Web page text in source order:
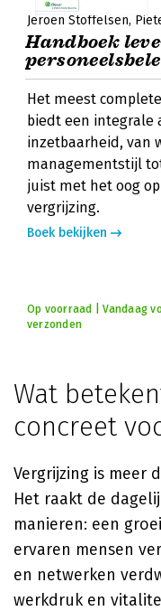
Jeroen Stoffelsen
Handboek
Het meest
biedt een integrale
inzetbaarheid, van
managementstijl
juist met het oog
vergrijzing.
Boek bekijken
Op voorraad | Vandaag
verzonden
Wat
concreet
Vergrijzing is meer
Het raakt de
manieren: een
ervaren mensen
en netwerken
werkdruk en